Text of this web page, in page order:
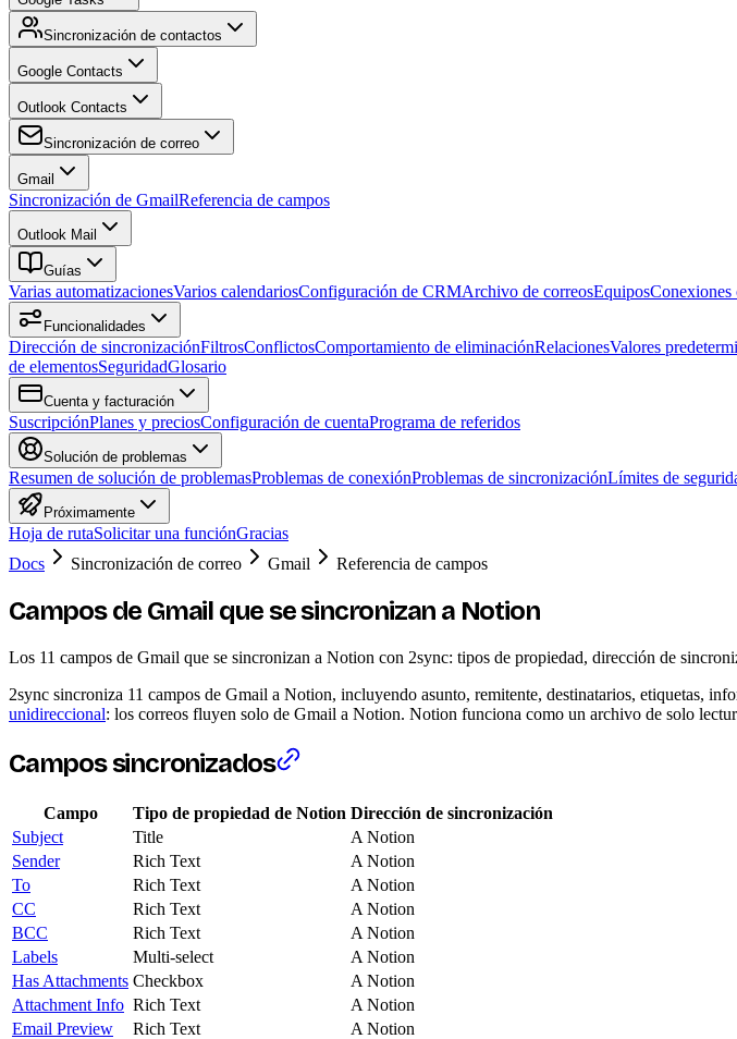
Sincronización de contactos
Google Contacts
Outlook Contacts
Sincronización de correo
Gmail
Sincronización de GmailReferencia de campos
Outlook Mail
Guías
Varias automatizacionesVarios calendariosConfiguración de CRMArchivo de correosEquiposConexiones
Funcionalidades
Dirección de sincronizaciónFiltrosConflictosComportamiento de eliminaciónRelacionesValores
de elementosSeguridadGlosario
Cuenta y facturación
SuscripciónPlanes y preciosConfiguración de cuentaPrograma de referidos
Solución de problemas
Resumen de solución de problemasProblemas de conexiónProblemas de sincronizaciónLímites de
Próximamente
Hoja de rutaSolicitar una funciónGracias
Docs
Sincronización de correo Gmail Referencia de campos
Campos de Gmail que se sincronizan a Notion
Los 11 campos de Gmail que se sincronizan a Notion con 2sync: tipos de propiedad, dirección de
2sync sincroniza 11 campos de Gmail a Notion, incluyendo asunto, remitente, destinatarios, etiquetas,
unidireccional: los correos fluyen solo de Gmail a Notion. Notion funciona como un archivo de solo
Campos sincronizados
Campo Tipo de propiedad de Notion Dirección de sincronización
Subject
Title
A Notion
Sender
Rich Text
A Notion
To
Rich Text
A Notion
CC
Rich Text
A Notion
BCC
Rich Text
A Notion
Labels
Multi-select
A Notion
Has Attachments Checkbox
A Notion
Attachment Info Rich Text
A Notion
Email Preview
Rich Text
A Notion